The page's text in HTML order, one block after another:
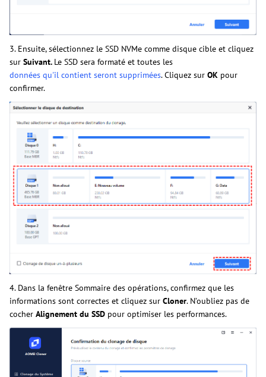
3. Ensuite, sélectionnez le SSD NVMe comme disque cible et cliquez
sur Suivant. Le SSD sera formaté et toutes les
données qu'il contient seront supprimées. Cliquez sur OK pour
confirmer.
4. Dans la fenêtre Sommaire des opérations, confirmez que les
informations sont correctes et cliquez sur Cloner. N’oubliez pas de
cocher Alignement du SSD pour optimiser les performances.